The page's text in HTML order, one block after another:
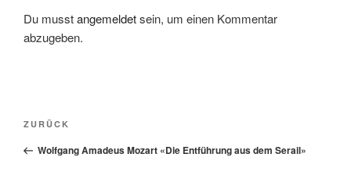
Du musstangemeldetsein, um einen Kommentar
abzugeben.
Beitragsnavigation
Vorheriger
Beitrag
ZURÜCK
Wolfgang Amadeus Mozart «Die Entführung aus dem Serail»